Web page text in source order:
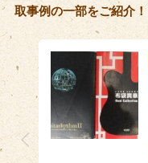
取事例の一部をご紹介！